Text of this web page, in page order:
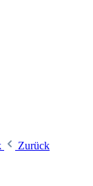
Zurück